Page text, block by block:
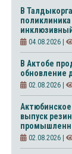
В
04.08.2026 |
В Актобе
обновление
02.08.2026 |
выпуск
02.08.2026 |